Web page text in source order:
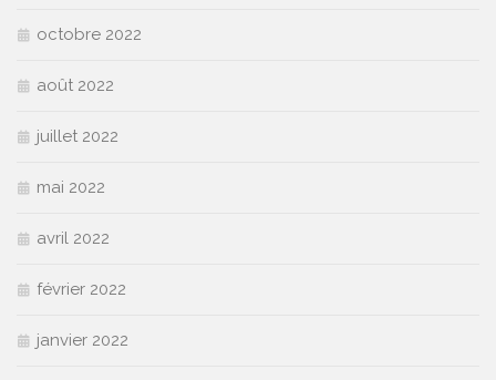
octobre 2022
août 2022
juillet 2022
mai 2022
avril 2022
février 2022
janvier 2022